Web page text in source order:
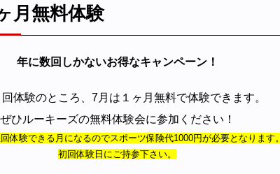
月無料体験
年に数回しかないお得なキャンペーン！
体験のところ、7月は１ヶ月無料で体験できます。
ぜひルーキーズの無料体験会に参加ください！
体験できる月になるのでスポーツ保険代1000円が必要となります。
初回体験日にご持参下さい。